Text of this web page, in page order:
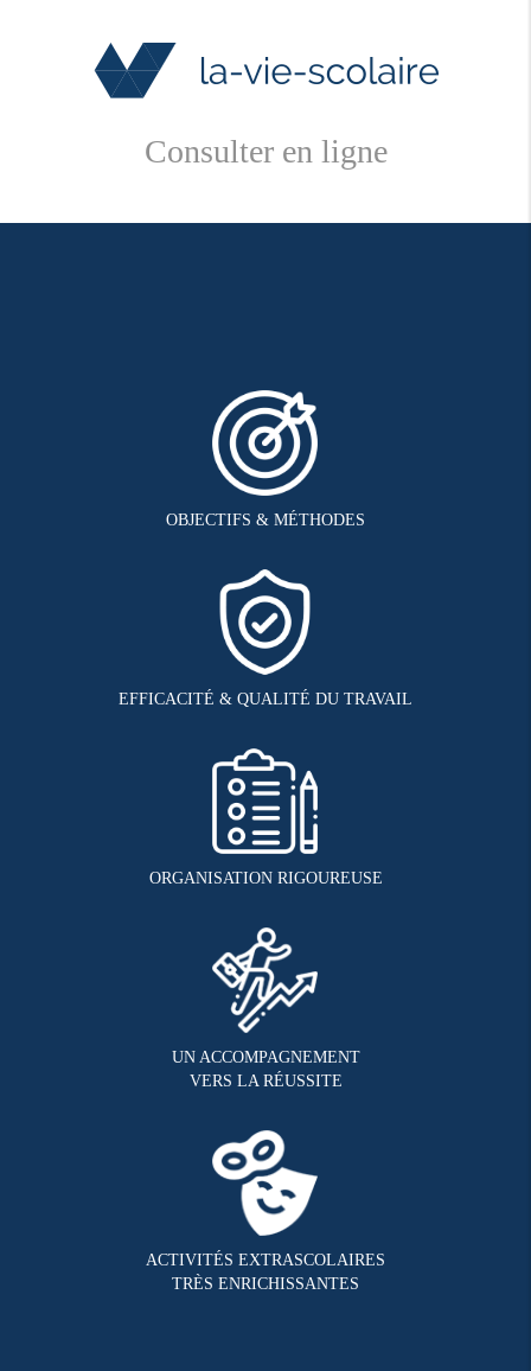
Consulter en ligne
OBJECTIFS & MÉTHODES
EFFICACITÉ & QUALITÉ DU TRAVAIL
ORGANISATION RIGOUREUSE
UN ACCOMPAGNEMENT
VERS LA RÉUSSITE
ACTIVITÉS EXTRASCOLAIRES
TRÈS ENRICHISSANTES